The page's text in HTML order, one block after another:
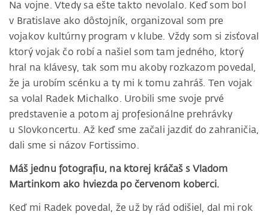
Na vojne. Vtedy sa ešte takto nevolalo. Keď som bol
v Bratislave ako dôstojník, organizoval som pre
vojakov kultúrny program v klube. Vždy som si zisťoval
ktorý vojak čo robí a našiel som tam jedného, ktorý
hral na klávesy, tak som mu akoby rozkazom povedal,
že ja urobím scénku a ty mi k tomu zahráš. Ten vojak
sa volal Radek Michalko. Urobili sme svoje prvé
predstavenie a potom aj profesionálne prehrávky
u Slovkoncertu. Až keď sme začali jazdiť do zahraničia,
dali sme si názov Fortissimo.
Máš jednu fotografiu, na ktorej kráčaš s Vladom
Martinkom ako hviezda po červenom koberci.
Keď mi Radek povedal, že už by rád odišiel, dal mi rok